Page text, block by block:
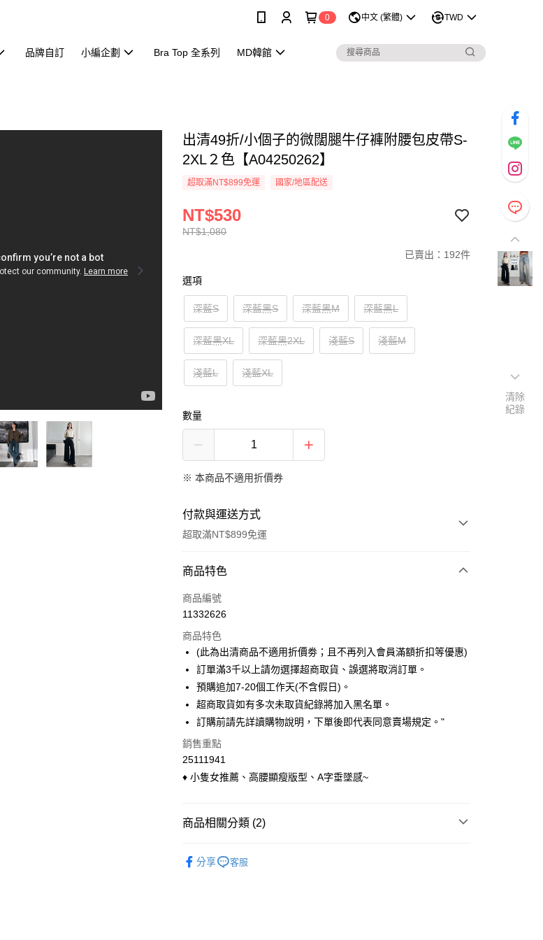
0 中文 (繁體) TWD
品牌自訂 小編企劃 Bra Top 全系列 MD韓館
出清49折/小個子的微闊腿牛仔褲附腰包皮帶S-
2XL２色【A04250262】
超取滿NT$899免運 國家/地區配送
NT$1,080
NT$530
已賣出：192件
選項
深藍S 深藍黑S 深藍黑M 深藍黑L
深藍黑XL 深藍黑2XL 淺藍S 淺藍M
淺藍L 淺藍XL
數量
※ 本商品不適用折價券
付款與運送方式
超取滿NT$899免運
付款方式
信用卡一次付款
3 期 0 利率 每期 NT$176 21家銀行
合作金庫商業銀行
第一商業銀行
華南商業銀行
國泰世華商業銀行
兆豐國際商業銀行
臺灣中小企業銀行
台中商業銀行
匯豐（台灣）商業銀行
聯邦商業銀行
玉山商業銀行
星展（台灣）商業銀行
6 期 0 利率 每期NT$88
合作金庫商業銀行
第一商業銀行
華南商業銀行
彰化商業銀行
上海商業儲蓄銀行
台北富邦商業銀行
臺灣中小企業銀行
匯豐（台灣）商業銀行
聯邦商業銀行
遠東國際商業銀行
台新國際商業銀行
超商取貨付款
LINE Pay
Apple Pay
ATM付款
商品特色
商品編號
11332626
商品特色
(此為出清商品不適用折價劵；且不再列入會員滿額折扣等優惠)
訂單滿3千以上請勿選擇超商取貨、誤選將取消訂單。
預購追加7-20個工作天(不含假日)。
超商取貨如有多次未取貨紀錄將加入黑名單。
訂購前請先詳讀購物說明，下單後即代表同意賣場規定。"
銷售重點
25111941
♦ 小隻女推薦、高腰顯瘦版型、A字垂墜感~
商品相關分類 (2)
分享 客服
清除
紀錄